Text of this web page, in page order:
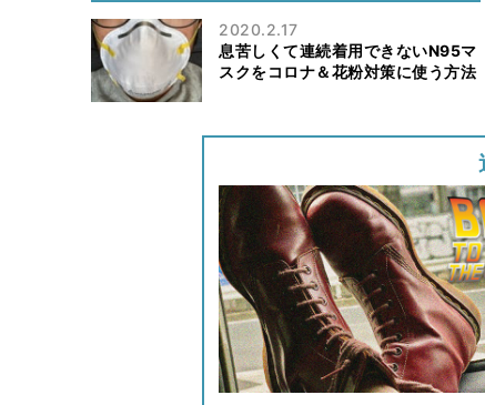
2020.2.17
息苦しくて連続着用できないN95マ
スクをコロナ＆花粉対策に使う方法